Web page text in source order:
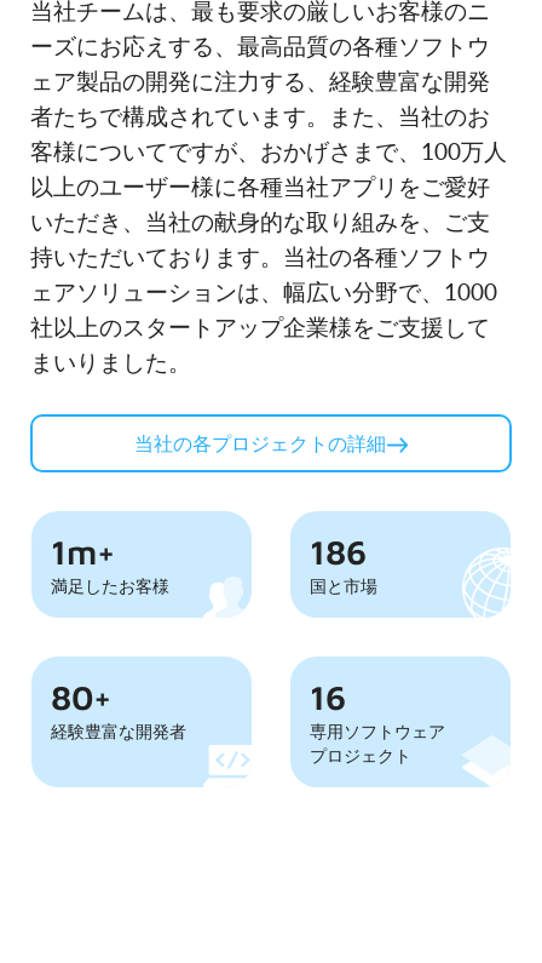
当社チームは、最も要求の厳しいお客様のニ
ーズにお応えする、最高品質の各種ソフトウ
ェア製品の開発に注力する、経験豊富な開発
者たちで構成されています。また、当社のお
客様についてですが、おかげさまで、100万人
以上のユーザー様に各種当社アプリをご愛好
いただき、当社の献身的な取り組みを、ご支
持いただいております。当社の各種ソフトウ
ェアソリューションは、幅広い分野で、1000
社以上のスタートアップ企業様をご支援して
まいりました。
当社の各プロジェクトの詳細
1m+
満足したお客様
186
国と市場
80+
経験豊富な開発者
16
専用ソフトウェア
プロジェクト